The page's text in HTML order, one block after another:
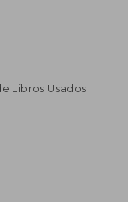
Libros Usados